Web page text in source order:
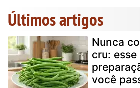
Últimos artigos
Nunca
cru:
você